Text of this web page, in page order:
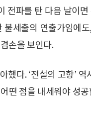
전파를 탄 다음 날이
세출의 연출가임에
손을 보인다.
다. ‘전설의 고향’
떤 점을 내세워야 성